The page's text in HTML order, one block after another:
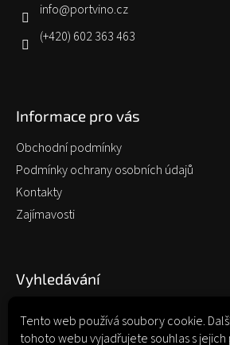
Tento web používá soubory cookie.
tohoto webu vyjadřujete souhlas s jejich
info@portvino.cz
(+420) 602 363 463
Informace pro vás
Obchodní podmínky
Podmínky ochrany osobních údajů
Kontakty
Zajímavosti
Vyhledávání